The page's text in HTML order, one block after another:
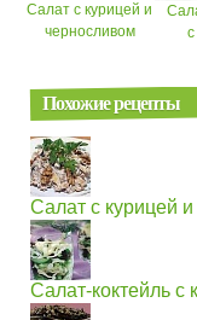
Салат с курицей и
черносливом
Похожие рецепты
Салат с курицей
Салат-коктейль с